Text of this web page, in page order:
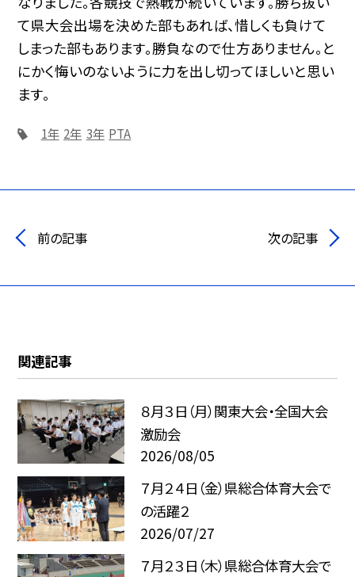
て県大会出場を決めた部もあれば、惜しくも負けて
しまった部もあります。勝負なので仕方ありません。と
にかく悔いのないように力を出し切ってほしいと思い
ます。
1年 2年 3年 PTA
前の記事 次の記事
関連記事
８月３日（月）関東大会・全国大会
激励会
2026/08/05
７月２４日（金）県総合体育大会で
の活躍２
2026/07/27
７月２３日（木）県総合体育大会で